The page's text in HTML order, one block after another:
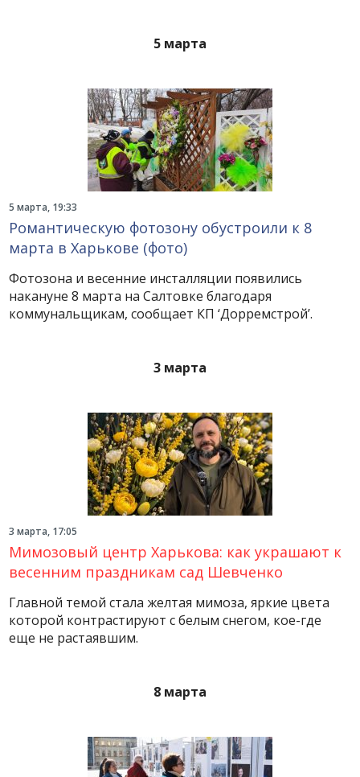
5 марта
5 марта, 19:33
Романтическую фотозону обустроили к 8
марта в Харькове (фото)
Фотозона и весенние инсталляции появились
накануне 8 марта на Салтовке благодаря
коммунальщикам, сообщает КП ‘Дорремстрой’.
3 марта
3 марта, 17:05
Мимозовый центр Харькова: как украшают к
весенним праздникам сад Шевченко
Главной темой стала желтая мимоза, яркие цвета
которой контрастируют с белым снегом, кое-где
еще не растаявшим.
8 марта